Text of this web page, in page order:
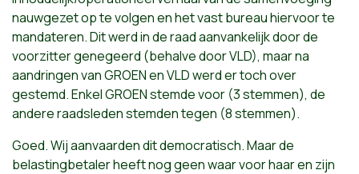
nauwgezet op te volgen en het vast bureau hiervoor te
mandateren. Dit werd in de raad aanvankelijk door de
voorzitter genegeerd (behalve door VLD), maar na
aandringen van GROEN en VLD werd er toch over
gestemd. Enkel GROEN stemde voor (3 stemmen), de
andere raadsleden stemden tegen (8 stemmen).
Goed. Wij aanvaarden dit democratisch. Maar de
belastingbetaler heeft nog geen waar voor haar en zijn